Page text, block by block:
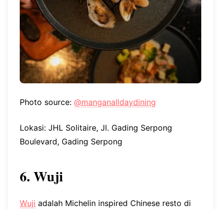
Photo source: @manganalldaydining
Lokasi: JHL Solitaire, Jl. Gading Serpong
Boulevard, Gading Serpong
6. Wuji
Wuji adalah Michelin inspired Chinese resto di